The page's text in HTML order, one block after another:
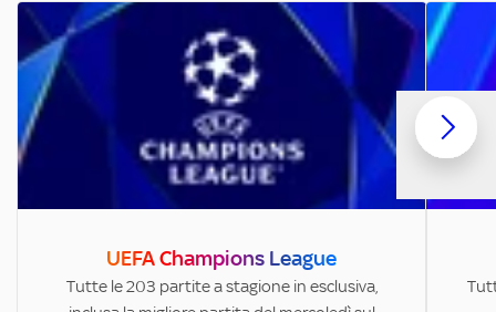
UEFA Champions League
Tutte le 203 partite a stagione in esclusiva,